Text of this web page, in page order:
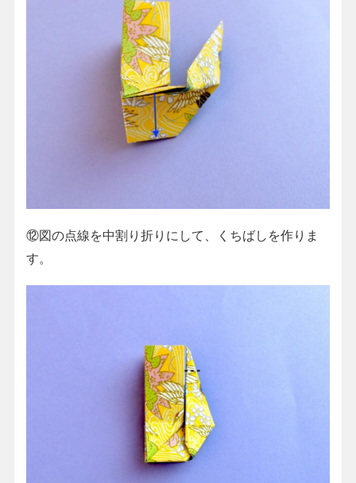
⑫図の点線を中割り折りにして、くちばしを作りま
す。